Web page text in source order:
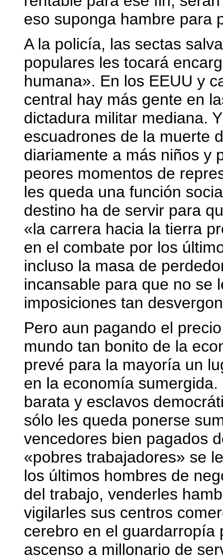
eso suponga hambre para
A la policía, las sectas
populares les tocará
humana». En los EEUU y
central hay más gente en
dictadura militar mediana.
escuadrones de la muerte
diariamente a más niños y
peores momentos de
les queda una función
destino ha de servir para
«la carrera hacia la tierra
en el combate por los
incluso la masa de
incansable para que no se
imposiciones tan
Pero aun pagando el
mundo tan bonito de la
prevé para la mayoría un
en la economía
barata y esclavos
sólo les queda ponerse
vencedores bien pagados
«pobres trabajadores» se
los últimos hombres de
del trabajo, venderles
vigilarles sus centros
cerebro en el guardarropía
ascenso a millonario de